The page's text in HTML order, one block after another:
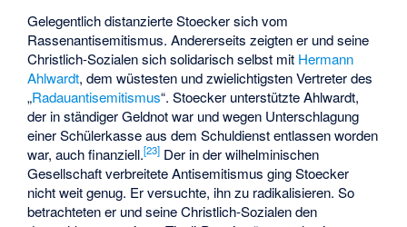
Gelegentlich distanzierte Stoecker sich vom
Rassenantisemitismus. Andererseits zeigten er und seine
Christlich-Sozialen sich solidarisch selbst mit Hermann
Ahlwardt, dem wüstesten und zwielichtigsten Vertreter des
„Radauantisemitismus“. Stoecker unterstützte Ahlwardt,
der in ständiger Geldnot war und wegen Unterschlagung
einer Schülerkasse aus dem Schuldienst entlassen worden
war, auch finanziell.[23] Der in der wilhelminischen
Gesellschaft verbreitete Antisemitismus ging Stoecker
nicht weit genug. Er versuchte, ihn zu radikalisieren. So
betrachteten er und seine Christlich-Sozialen den